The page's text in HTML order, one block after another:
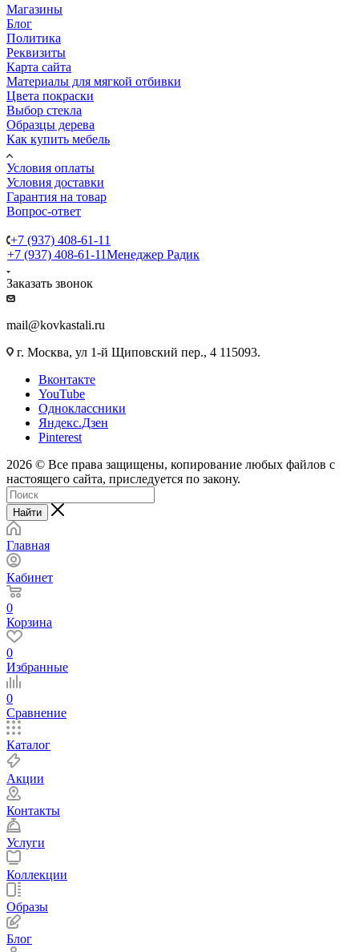
Магазины
Блог
Политика
Реквизиты
Карта сайта
Материалы для мягкой отбивки
Цвета покраски
Выбор стекла
Образцы дерева
Как купить мебель
Условия оплаты
Условия доставки
Гарантия на товар
Вопрос-ответ
+7 (937) 408-61-11
+7 (937) 408-61-11Менеджер Радик
Заказать звонок
mail@kovkastali.ru
г. Москва, ул 1-й Щиповский пер., 4 115093.
Вконтакте
YouTube
Одноклассники
Яндекс.Дзен
Pinterest
2026 © Все права защищены, копирование любых файлов с
настоящего сайта, приследуется по закону.
Найти
Главная
Кабинет
0
Корзина
0
Избранные
0
Сравнение
Каталог
Акции
Контакты
Услуги
Коллекции
Образы
Блог